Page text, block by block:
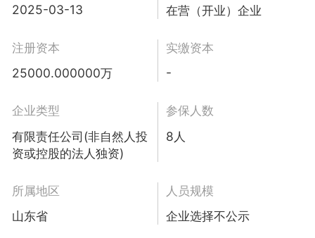
2025-03-13
在营（开业）企业
注册资本
25000.000000万
实缴资本
-
企业类型
有限责任公司(非自然人投
资或控股的法人独资)
参保人数
8人
所属地区
山东省
人员规模
企业选择不公示